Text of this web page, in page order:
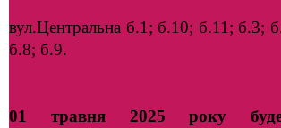
вул.Центральна б.1; б.10; б.11; б.3;
б.8; б.9.
01 травня 2025 року